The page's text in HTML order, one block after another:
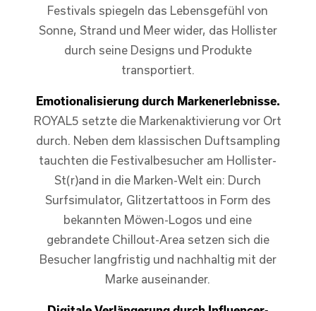
Festivals spiegeln das Lebensgefühl von
Sonne, Strand und Meer wider, das Hollister
durch seine Designs und Produkte
transportiert.
Emotionalisierung durch Markenerlebnisse.
ROYAL5 setzte die Markenaktivierung vor Ort
durch. Neben dem klassischen Duftsampling
tauchten die Festivalbesucher am Hollister-
St(r)and in die Marken-Welt ein: Durch
Surfsimulator, Glitzertattoos in Form des
bekannten Möwen-Logos und eine
gebrandete Chillout-Area setzen sich die
Besucher langfristig und nachhaltig mit der
Marke auseinander.